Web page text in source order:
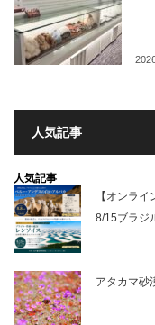
人気記事
人気記事
【オンラ
8/15ブラジ
アタカマ砂